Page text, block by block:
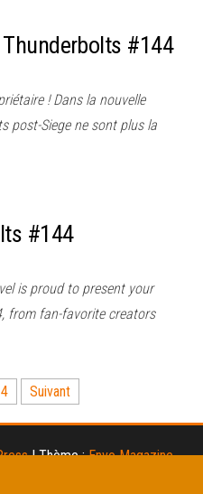
#144
! Dans la nouvelle
post-Siege ne sont plus la
#144
is proud to present your
from fan-favorite creators
4 Suivant
|Thème :Envo Magazine